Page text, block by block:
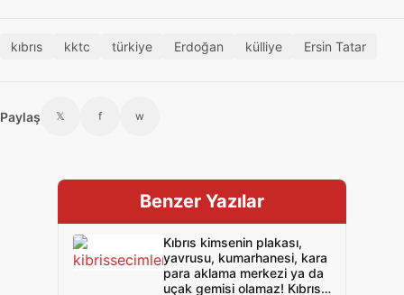
kıbrıs kktc türkiye Erdoğan külliye Ersin Tatar
Paylaş 𝕏 f w
Benzer Yazılar
Kıbrıs kimsenin plakası,
yavrusu, kumarhanesi, kara
para aklama merkezi ya da
uçak gemisi olamaz! Kıbrıs